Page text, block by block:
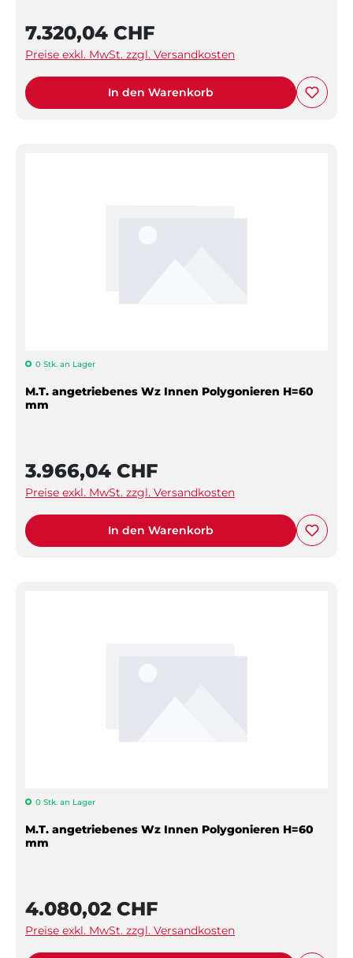
7.320,04 CHF
Preise exkl. MwSt. zzgl. Versandkosten
In den Warenkorb
0 Stk. an Lager
M.T. angetriebenes Wz Innen Polygonieren H=60
mm
3.966,04 CHF
Preise exkl. MwSt. zzgl. Versandkosten
In den Warenkorb
0 Stk. an Lager
M.T. angetriebenes Wz Innen Polygonieren H=60
mm
4.080,02 CHF
Preise exkl. MwSt. zzgl. Versandkosten